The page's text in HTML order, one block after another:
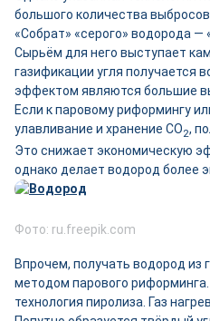
большого количества выбросов
«Собрат» «серого» водорода —
Сырьём для него выступает
газификации угля получается
эффектом являются большие
Если к паровому риформингу
улавливание и хранение СО2,
Это снижает экономическую
однако делает водород более
Фото: ru.freepik.com
Впрочем, получать водород из
методом парового
технология пиролиза. Газ